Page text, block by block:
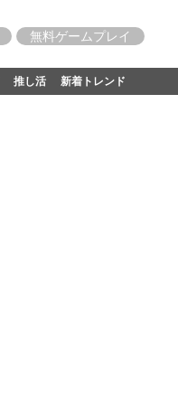
無料ゲームプレイ
推し活 新着トレンド